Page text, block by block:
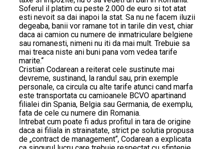
Soferul il platim cu peste 2.000 de euro si tot atat
esti nevoit sa dai inapoi la stat. Sa nu ne facem iluzii
degeaba, banii vor ramane tot in tarile din vest, chiar
daca ai camion cu numere de inmatriculare belgiene
sau romanesti, nimeni nu iti da mai mult. Trebuie sa
mai treaca niste ani buni pana vom vedea tarife
marite.“
Cristian Codarean a reiterat cele sustinute mai
devreme, sustinand, la randul sau, prin exemple
personale, ca circula cu alte tarife atunci cand marfa
este transportata cu camioanele BCVO apartinand
filialei din Spania, Belgia sau Germania, de exemplu,
fata de cele cu numere din Romania.
Intrebat cum poate fi adus profitul in tara de origine
daca ai filiala in strainatate, strict pe solutia propusa
de „contract de management“, Codarean a explicata